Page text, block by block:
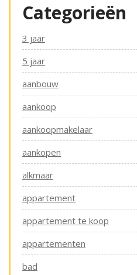
Categorieën
3 jaar
5 jaar
aanbouw
aankoop
aankoopmakelaar
aankopen
alkmaar
appartement
appartement te koop
appartementen
bad